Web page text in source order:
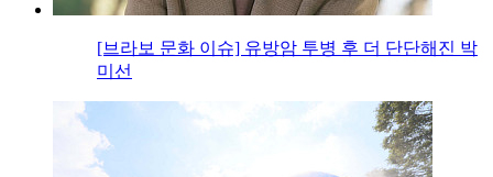
[브라보 문화 이슈] 유방암 투병 후 더 단단해진 박
미선